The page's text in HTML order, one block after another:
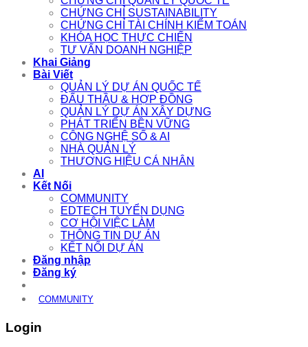
CHỨNG CHỈ SUSTAINABILITY
CHỨNG CHỈ TÀI CHÍNH KIỂM TOÁN
KHÓA HỌC THỰC CHIẾN
TƯ VẤN DOANH NGHIỆP
Khai Giảng
Bài Viết
QUẢN LÝ DỰ ÁN QUỐC TẾ
ĐẤU THẦU & HỢP ĐỒNG
QUẢN LÝ DỰ ÁN XÂY DỰNG
PHÁT TRIỂN BỀN VỮNG
CÔNG NGHỆ SỐ & AI
NHÀ QUẢN LÝ
THƯƠNG HIỆU CÁ NHÂN
AI
Kết Nối
COMMUNITY
EDTECH TUYỂN DỤNG
CƠ HỘI VIỆC LÀM
THÔNG TIN DỰ ÁN
KẾT NỐI DỰ ÁN
Đăng nhập
Đăng ký
COMMUNITY
Login